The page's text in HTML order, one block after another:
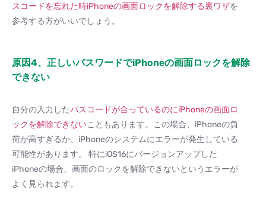
スコードを忘れた時iPhoneの画面ロックを解除する裏ワザを
参考する方がいいでしょう。
原因4、正しいパスワードでiPhoneの画面ロックを解除
できない
自分の入力したパスコードが合っているのにiPhoneの画面ロ
ックを解除できないこともあります。この場合、iPhoneの負
荷が高すぎるか、iPhoneのシステムにエラーが発生している
可能性があります。 特にiOS16にバージョンアップした
iPhoneの場合、画面のロックを解除できないというエラーが
よく見られます。